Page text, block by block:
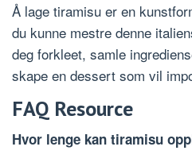
Å lage tiramisu er en
du kunne mestre denne
deg forkleet, samle
skape en dessert som vil
FAQ Resource
Hvor lenge kan tiramisu